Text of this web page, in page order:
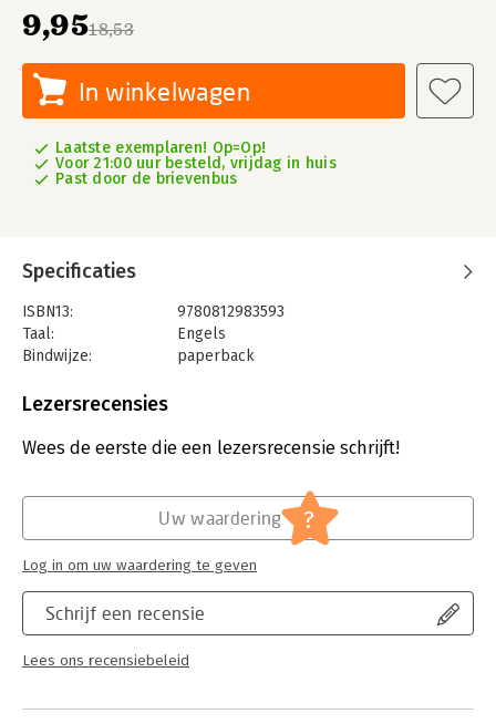
18,53
9,95
In winkelwagen
Laatste exemplaren! Op=Op!
Voor 21:00 uur besteld, vrijdag in huis
Past door de brievenbus
Specificaties
ISBN13:
9780812983593
Taal:
Engels
Bindwijze:
paperback
Druk:
Lezersrecensies
Wees de eerste die een lezersrecensie schrijft!
Schrijf een recensie
Lees ons recensiebeleid
Uw waardering ?
Log in om uw waardering te geven